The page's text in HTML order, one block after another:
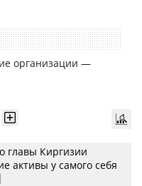
организации —
главы Киргизии
активы у самого себя